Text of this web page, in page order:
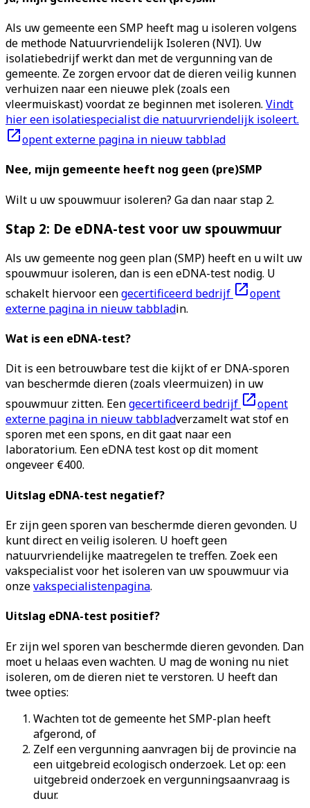
Als uw gemeente een SMP heeft mag u isoleren volgens
de methode Natuurvriendelijk Isoleren (NVI). Uw
isolatiebedrijf werkt dan met de vergunning van de
gemeente. Ze zorgen ervoor dat de dieren veilig kunnen
verhuizen naar een nieuwe plek (zoals een
vleermuiskast) voordat ze beginnen met isoleren. Vindt
hier een isolatiespecialist die natuurvriendelijk isoleert.
opent externe pagina in nieuw tabblad
Nee, mijn gemeente heeft nog geen (pre)SMP
Wilt u uw spouwmuur isoleren? Ga dan naar stap 2.
Stap 2: De eDNA-test voor uw spouwmuur
Als uw gemeente nog geen plan (SMP) heeft en u wilt uw
spouwmuur isoleren, dan is een eDNA-test nodig. U
schakelt hiervoor eengecertificeerd bedrijf
opent
externe pagina in nieuw tabbladin.
Wat is een eDNA-test?
Dit is een betrouwbare test die kijkt of er DNA-sporen
van beschermde dieren (zoals vleermuizen) in uw
spouwmuur zitten. Eengecertificeerd bedrijf
opent
externe pagina in nieuw tabbladverzamelt wat stof en
sporen met een spons, en dit gaat naar een
laboratorium. Een eDNA test kost op dit moment
ongeveer €400.
Uitslag eDNA-test negatief?
Er zijn geen sporen van beschermde dieren gevonden. U
kunt direct en veilig isoleren. U hoeft geen
natuurvriendelijke maatregelen te treffen. Zoek een
vakspecialist voor het isoleren van uw spouwmuur via
onzevakspecialistenpagina.
Uitslag eDNA-test positief?
Er zijn wel sporen van beschermde dieren gevonden. Dan
moet u helaas even wachten. U mag de woning nu niet
isoleren, om de dieren niet te verstoren. U heeft dan
twee opties:
Wachten tot de gemeente het SMP-plan heeft
afgerond, of
Zelf een vergunning aanvragen bij de provincie na
een uitgebreid ecologisch onderzoek. Let op: een
uitgebreid onderzoek en vergunningsaanvraag is
duur.